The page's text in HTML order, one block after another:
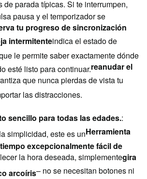
de parada típicas. Si te interrumpen,
pausa y el temporizador se
tu progreso de sincronización
intermitenteindica el estado de
le permite saber exactamente dónde
esté listo para continuar.reanudar el
que nunca pierdas de vista tu
las distracciones.
sencillo para todas las edades.:
simplicidad, este es unHerramienta
excepcionalmente fácil de
la hora deseada, simplementegira
arcoíris– no se necesitan botones ni